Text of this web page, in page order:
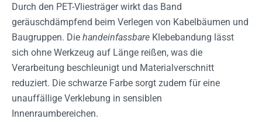
Durch den PET-Vliesträger wirkt das Band
geräuschdämpfend beim Verlegen von Kabelbäumen und
Baugruppen. Die handeinfassbare Klebebandung lässt
sich ohne Werkzeug auf Länge reißen, was die
Verarbeitung beschleunigt und Materialverschnitt
reduziert. Die schwarze Farbe sorgt zudem für eine
unauffällige Verklebung in sensiblen
Innenraumbereichen.